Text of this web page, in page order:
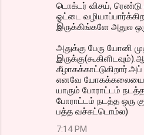
டொக்டர் விசய், ரெண்டு
ஓட்டை
இருக்கிங்களே அதுல
அதுக்கு பேரு யோனி
எனவே யோகக்கலையை
யாரும் போராட்டம்
போராட்டம் நடத்த ஒரு
பத்த வச்சுட்டொம்ல)
7:14 PM